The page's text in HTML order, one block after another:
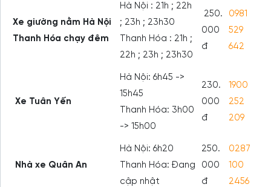
Xe giường nằm Hà Nội
Thanh Hóa chạy đêm
Hà Nội : 21h ; 22h
; 23h ; 23h30
Thanh Hóa : 21h ;
22h ; 23h ; 23h30
250.
000
đ
0981
529
642
Xe Tuân Yến
Hà Nội: 6h45 ->
15h45
Thanh Hóa: 3h00
-> 15h00
230.
000
đ
1900
252
209
Nhà xe Quân An
Hà Nội: 6h20
Thanh Hóa: Đang
cập nhật
250.
000
đ
0287
100
2456